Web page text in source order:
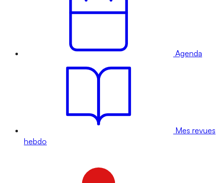
Agenda
Mes revues
hebdo